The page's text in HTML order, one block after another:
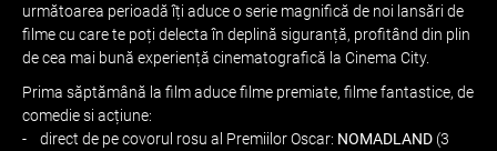
următoarea perioadă îți aduce o serie magnifică de noi lansări de
filme cu care te poți delecta în deplină siguranță, profitând din plin
de cea mai bună experiență cinematografică la Cinema City.
Prima săptămână la film aduce filme premiate, filme fantastice, de
comedie si acțiune:
- direct de pe covorul rosu al Premiilor Oscar: NOMADLAND (3